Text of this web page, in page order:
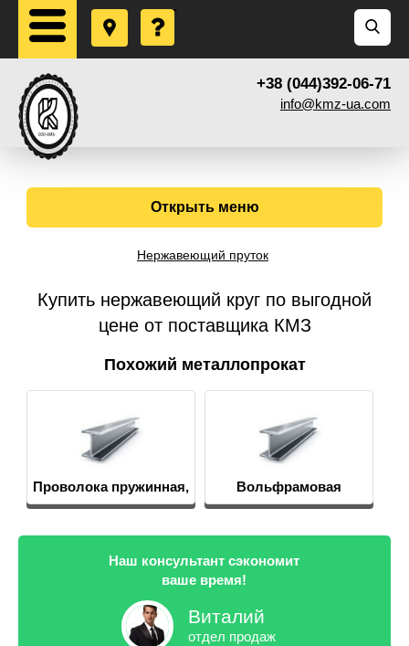
+38 (044)392-06-71
info@kmz-ua.com
Открыть меню
Нержавеющий пруток
Купить нержавеющий круг по выгодной
цене от поставщика КМЗ
Похожий металлопрокат
Вольфрамовая
проволока, нить
Наш консультант сэкономит
ваше время!
Виталий
отдел продаж